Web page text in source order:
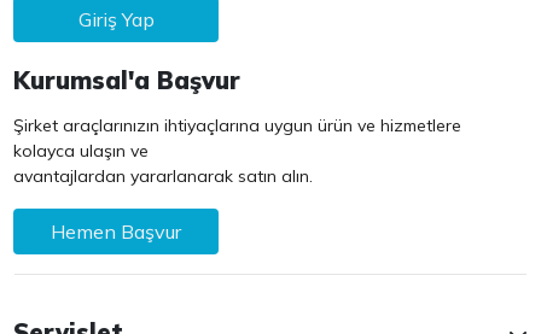
Giriş Yap
Kurumsal'a Başvur
Şirket araçlarınızın ihtiyaçlarına uygun ürün ve hizmetlere
kolayca ulaşın ve
avantajlardan yararlanarak satın alın.
Hemen Başvur